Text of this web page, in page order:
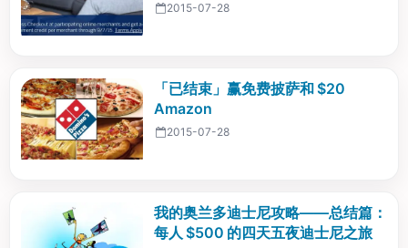
2015-07-28
「已结束」赢免费披萨和 $20
Amazon
2015-07-28
我的奥兰多迪士尼攻略——总结篇：
每人 $500 的四天五夜迪士尼之旅